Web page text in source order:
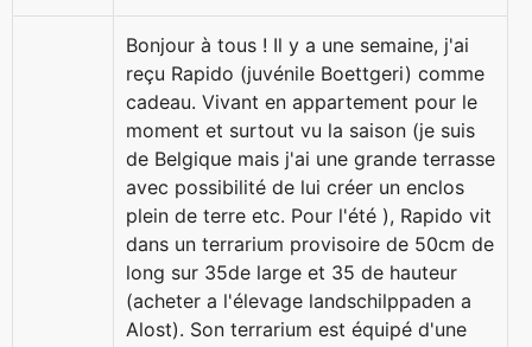
Bonjour à tous ! Il y a une semaine, j'ai
reçu Rapido (juvénile Boettgeri) comme
cadeau. Vivant en appartement pour le
moment et surtout vu la saison (je suis
de Belgique mais j'ai une grande terrasse
avec possibilité de lui créer un enclos
plein de terre etc. Pour l'été ), Rapido vit
dans un terrarium provisoire de 50cm de
long sur 35de large et 35 de hauteur
(acheter a l'élevage landschilppaden a
Alost). Son terrarium est équipé d'une